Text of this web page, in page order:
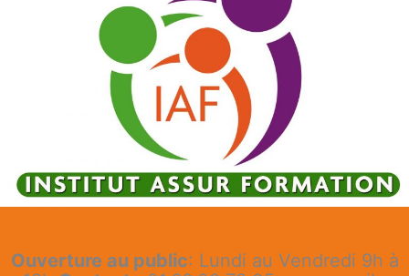
Ouverture au public: Lundi au Vendredi 9h à